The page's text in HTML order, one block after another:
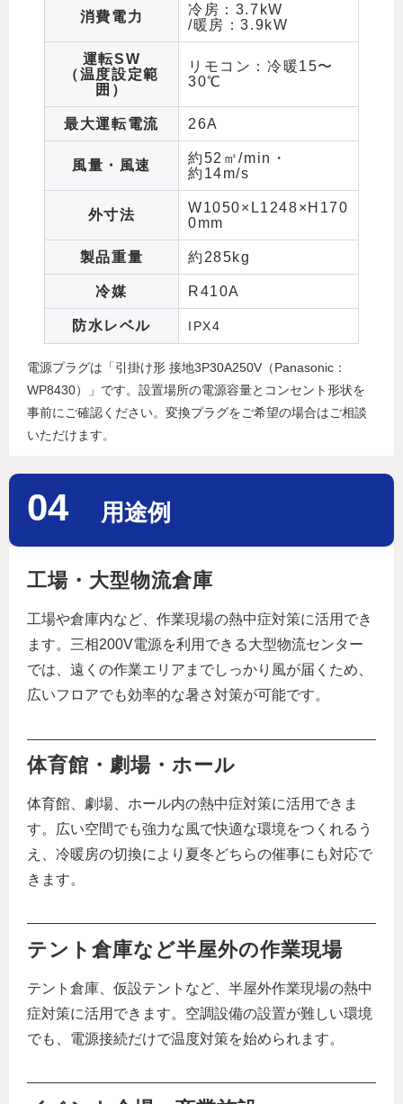
消費電力
冷房：3.7kW
/暖房：3.9kW
運転SW
（温度設定範
囲）
リモコン：冷暖15〜
30℃
最大運転電流 26A
風量・風速
約52㎥/min・
約14m/s
外寸法
W1050×L1248×H170
0mm
製品重量 約285kg
冷媒 R410A
防水レベル IPX4
電源プラグは「引掛け形 接地3P30A250V（Panasonic：
WP8430）」です。設置場所の電源容量とコンセント形状を
事前にご確認ください。変換プラグをご希望の場合はご相談
いただけます。
04 用途例
工場・大型物流倉庫
工場や倉庫内など、作業現場の熱中症対策に活用でき
ます。三相200V電源を利用できる大型物流センター
では、遠くの作業エリアまでしっかり風が届くため、
広いフロアでも効率的な暑さ対策が可能です。
体育館・劇場・ホール
体育館、劇場、ホール内の熱中症対策に活用できま
す。広い空間でも強力な風で快適な環境をつくれるう
え、冷暖房の切換により夏冬どちらの催事にも対応で
きます。
テント倉庫など半屋外の作業現場
テント倉庫、仮設テントなど、半屋外作業現場の熱中
症対策に活用できます。空調設備の設置が難しい環境
でも、電源接続だけで温度対策を始められます。